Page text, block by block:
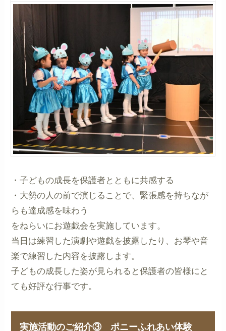
・子どもの成長を保護者とともに共感する
・大勢の人の前で演じることで、緊張感を持ちなが
らも達成感を味わう
をねらいにお遊戯会を実施しています。
当日は練習した演劇や遊戯を披露したり、お琴や音
楽で練習した内容を披露します。
子どもの成長した姿が見られると保護者の皆様にと
ても好評な行事です。
実施活動のご紹介③ ポニーふれあい体験